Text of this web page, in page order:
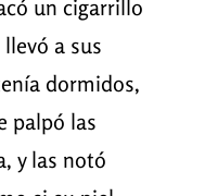
un cigarrillo
a sus
dormidos,
palpó las
y las notó